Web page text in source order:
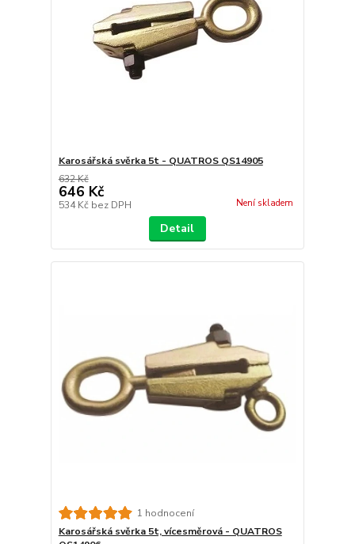
Karosářská svěrka 5t - QUATROS QS14905
632 Kč
646 Kč
534 Kč bez DPH Není skladem
Detail
1 hodnocení
Karosářská svěrka 5t, vícesměrová - QUATROS